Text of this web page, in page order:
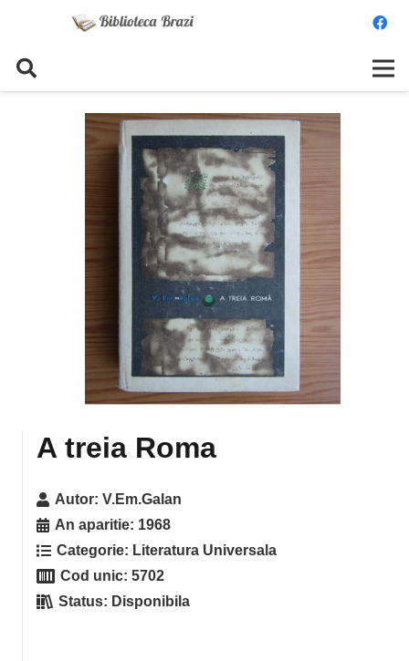
A treia Roma
Autor:V.Em.Galan
An aparitie: 1968
Categorie: Literatura Universala
Cod unic:5702
Status: Disponibila